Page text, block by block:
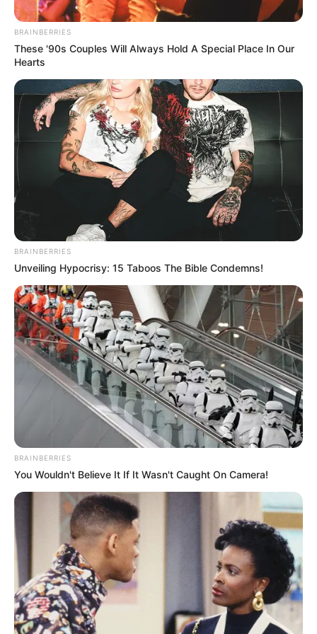
Composición Alerta - AFP y Alcaldía de Boyacá.
Tarde cívica en Barranquilla por partido de Colombia y
Por:July Morales
Julio 7, 2026
COMPARTIR
UNIRSE AL CANAL DE WHATSAPP
volverá a vivir una jornada marcada por la
pasión del fútbol.
juliose decretótarde cívica en la ciudadpara que los
ciudadanos puedanacompañar a la Selección Colombia
durante el partido frente a Suiza.
LEA TAMBIÉN
¿Cuánto pagó en luz? Air-e reveló
el billete que gastó en el primer
semestre de 2026
BRAINBERRIES
These '90s Couples Will Always Hold A Special Place In Our
Hearts
BRAINBERRIES
Unveiling Hypocrisy: 15 Taboos The Bible Condemns!
BRAINBERRIES
You Wouldn't Believe It If It Wasn't Caught On Camera!